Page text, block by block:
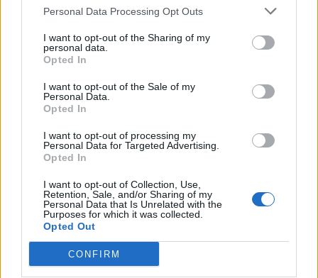
Personal Data Processing Opt Outs
I want to opt-out of the Sharing of my
personal data.
Opted In
I want to opt-out of the Sale of my
Personal Data.
Opted In
I want to opt-out of processing my
Personal Data for Targeted Advertising.
Opted In
I want to opt-out of Collection, Use,
Retention, Sale, and/or Sharing of my
Personal Data that Is Unrelated with the
Purposes for which it was collected.
Opted Out
CONFIRM
Απολιθωμένο Δάσος Λέσβου καθώς και τα ζώα
έζησαν στην Λέσβο πριν από 18 εκατομμύρια
χρόνια αποτελούν σημαντικούς δείκτες των
κλιματικών μεταβολών στο παρελθόν και των
επιπτώσεων τους στη βιοποικιλότητα και τα
οικοσυστήματα.
Παρουσίαση και επιστημονική ενημέρωση
Το Απολιθωμένο Δάσος και το Γεωπάρκο Λέσβου :
τα μνημεία της γεωλογικής κληρονομιάς
διηγούνται την ιστορία του πλανήτη μας
Δευτέρα 18 Μαΐου 2026 &Τετάρτη 20 Μαΐου 2026,
ώρα 12.00